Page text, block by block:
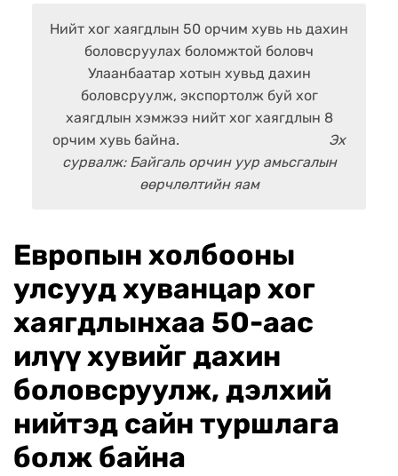
Нийт хог хаягдлын 50 орчим хувь нь дахин
боловсруулах боломжтой боловч
Улаанбаатар хотын хувьд дахин
боловсруулж, экспортолж буй хог
хаягдлын хэмжээ нийт хог хаягдлын 8
орчим хувь байна. Эх
сурвалж: Байгаль орчин уур амьсгалын
өөрчлөлтийн яам
Европын холбооны
улсууд хуванцар хог
хаягдлынхаа 50-аас
илүү хувийг дахин
боловсруулж, дэлхий
нийтэд сайн туршлага
болж байна